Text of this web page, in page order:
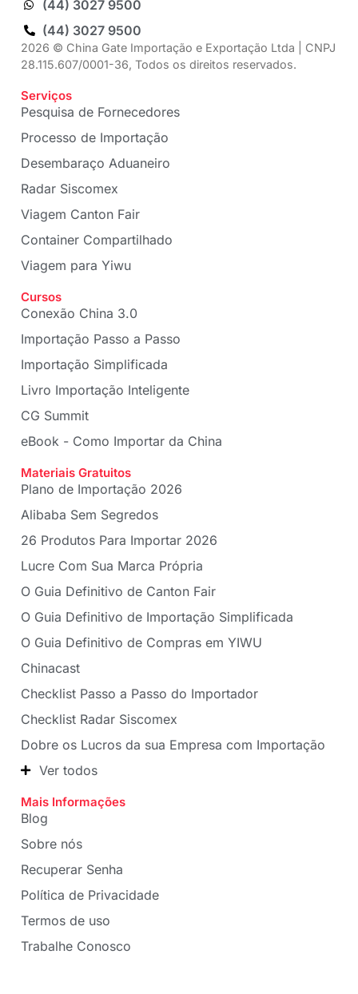
(44) 3027 9500
(44) 3027 9500
2026 © China Gate Importação e Exportação Ltda | CNPJ
28.115.607/0001-36, Todos os direitos reservados.
Serviços
Pesquisa de Fornecedores
Processo de Importação
Desembaraço Aduaneiro
Radar Siscomex
Viagem Canton Fair
Container Compartilhado
Viagem para Yiwu
Cursos
Conexão China 3.0
Importação Passo a Passo
Importação Simplificada
Livro Importação Inteligente
CG Summit
eBook - Como Importar da China
Materiais Gratuitos
Plano de Importação 2026
Alibaba Sem Segredos
26 Produtos Para Importar 2026
Lucre Com Sua Marca Própria
O Guia Definitivo de Canton Fair
O Guia Definitivo de Importação Simplificada
O Guia Definitivo de Compras em YIWU
Chinacast
Checklist Passo a Passo do Importador
Checklist Radar Siscomex
Dobre os Lucros da sua Empresa com Importação
Ver todos
Mais Informações
Blog
Sobre nós
Recuperar Senha
Política de Privacidade
Termos de uso
Trabalhe Conosco